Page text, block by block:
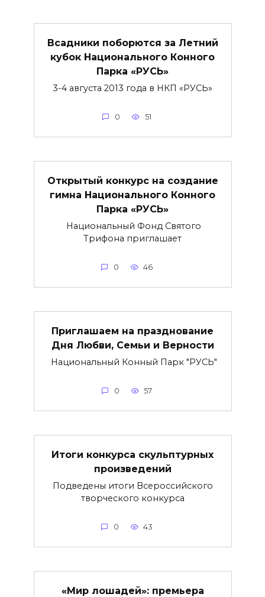
Всадники поборются за Летний
кубок Национального Конного
Парка «РУСЬ»
3-4 августа 2013 года в НКП «РУСЬ»
0 51
Открытый конкурс на создание
гимна Национального Конного
Парка «РУСЬ»
Национальный Фонд Святого
Трифона приглашает
0 46
Приглашаем на празднование
Дня Любви, Семьи и Верности
Национальный Конный Парк "РУСЬ"
0 57
Итоги конкурса скульптурных
произведений
Подведены итоги Всероссийского
творческого конкурса
0 43
«Мир лошадей»: премьера